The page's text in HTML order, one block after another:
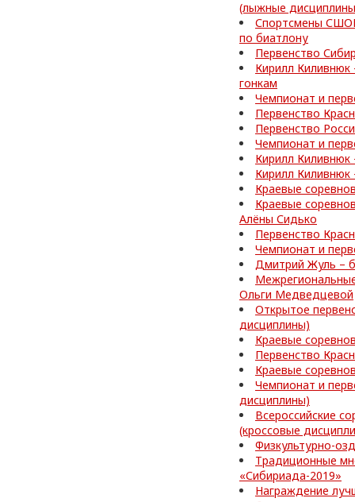
(лыжные
Спортсмены
по биатлону
Первенство
Кирилл Киливнюк
гонкам
Чемпионат и
Первенство
Первенство
Чемпионат и
Кирилл
Кирилл Киливнюк
Краевые
Краевые
Алёны Сидько
Первенство
Чемпионат и
Дмитрий Жуль –
Ольги Медведцевой
Открытое
дисциплины)
Краевые
Первенство
Краевые
Чемпионат и
дисциплины)
Всероссийские
(кроссовые
Физкультурно-
Традиционные
«Сибириада-2019»
Награждение